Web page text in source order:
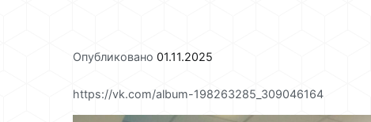
Опубликовано 01.11.2025
https://vk.com/album-198263285_309046164